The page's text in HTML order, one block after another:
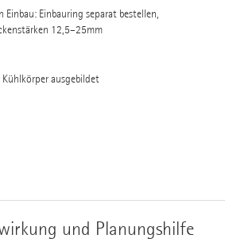
Einbau: Einbauring separat bestellen,
12,5–25mm
ausgebildet
und Planungshilfe